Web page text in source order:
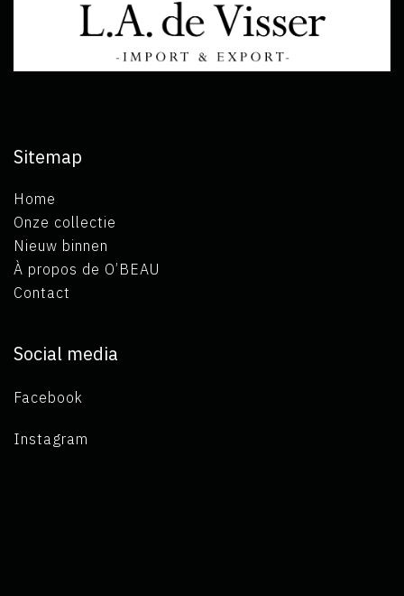
Sitemap
Home
Onze collectie
Nieuw binnen
À propos de O’BEAU
Contact
Social media
Facebook
Instagram